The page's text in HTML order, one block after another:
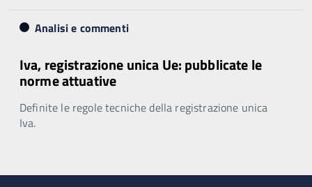
Analisi e commenti
Iva, registrazione unica Ue: pubblicate le
norme attuative
Definite le regole tecniche della registrazione unica
Iva.